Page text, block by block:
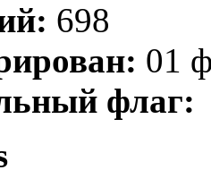
698
01
флаг: